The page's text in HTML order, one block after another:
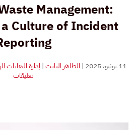
Management:
Culture of Incident
11 يونيو، 2025 | الطاهر الثابت| إدارة النفايات
تعليقاتعلى